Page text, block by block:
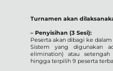
Turnamen akan
– Penyisihan (3 Sesi):
Peserta akan dibagi ke
Sistem yang digunakan
elimination) atau
hingga terpilih 9 peserta